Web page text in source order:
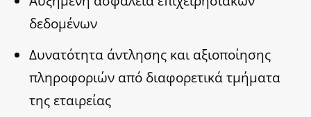
δεδομένων
Δυνατότητα άντλησης και αξιοποίησης
πληροφοριών από διαφορετικά τμήματα
της εταιρείας